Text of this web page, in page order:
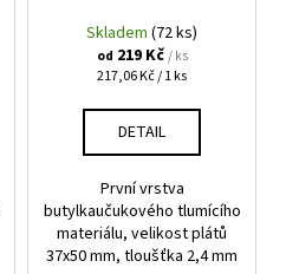
Skladem (72 ks)
od 219 Kč/ ks
Měrná
217,06 Kč / 1 ks
DETAIL
První vrstva
butylkaučukového tlumícího
materiálu, velikost plátů
37x50 mm, tloušťka 2,4 mm